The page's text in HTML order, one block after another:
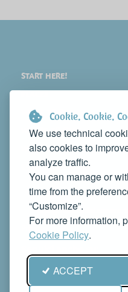
Cookie. Cookie.
We use technical
also cookies to
analyze traffic.
You can manage or
time from the
“Customize”.
For more information,
Cookie Policy.
ACCEPT
START HERE!
WHAT TO SEE
WHERE TO STAY
WHERE TO EAT
CONTACTS
PROMOTE YOUR BUSINESS
CONTACT US TO FEATURE
info@rivieradelconero.tv